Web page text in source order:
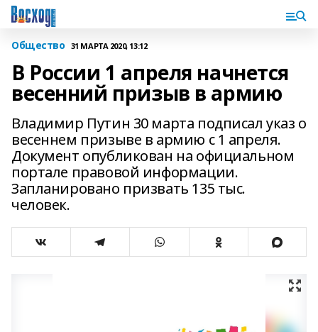
Общество 31 МАРТА 2020, 13:12
В России 1 апреля начнется
весенний призыв в армию
Владимир Путин 30 марта подписал указ о
весеннем призыве в армию с 1 апреля.
Документ опубликован на официальном
портале правовой информации.
Запланировано призвать 135 тыс.
человек.